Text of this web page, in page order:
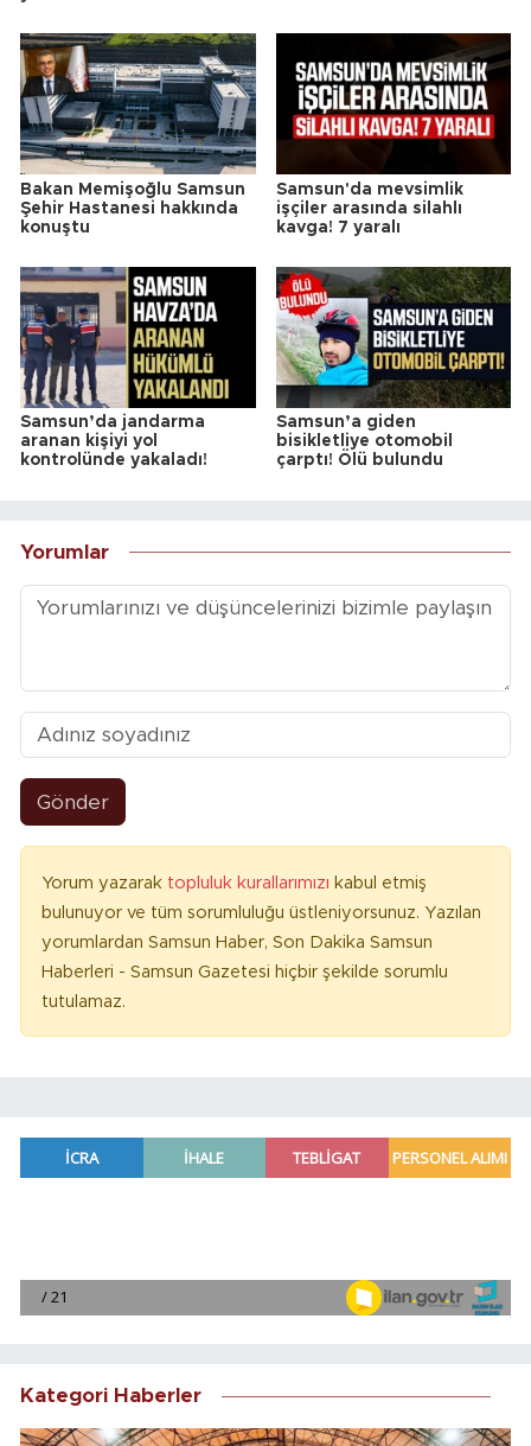
Bakan Memişoğlu Samsun
Şehir Hastanesi hakkında
konuştu
Samsun'da mevsimlik
işçiler arasında silahlı
kavga! 7 yaralı
Samsun’da jandarma
aranan kişiyi yol
kontrolünde yakaladı!
Samsun’a giden
bisikletliye otomobil
çarptı! Ölü bulundu
Yorumlar
Gönder
Yorum yazarak topluluk kurallarımızı kabul etmiş
bulunuyor ve tüm sorumluluğu üstleniyorsunuz. Yazılan
yorumlardan Samsun Haber, Son Dakika Samsun
Haberleri - Samsun Gazetesi hiçbir şekilde sorumlu
tutulamaz.
Kategori Haberler